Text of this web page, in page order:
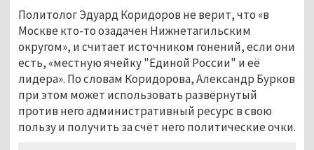
Политолог Эдуард Коридоров не верит, что «в
Москве кто-то озадачен Нижнетагильским
округом», и считает источником гонений, если они
есть, «местную ячейку "Единой России" и её
лидера». По словам Коридорова, Александр Бурков
при этом может использовать развёрнутый
против него административный ресурс в свою
пользу и получить за счёт него политические очки.